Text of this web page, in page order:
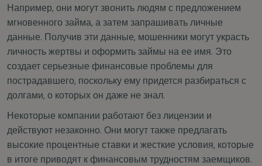
Например, они могут звонить людям с предложением
мгновенного займа, а затем запрашивать личные
данные. Получив эти данные, мошенники могут украсть
личность жертвы и оформить займы на ее имя. Это
создает серьезные финансовые проблемы для
пострадавшего, поскольку ему придется разбираться с
долгами, о которых он даже не знал.
Некоторые компании работают без лицензии и
действуют незаконно. Они могут также предлагать
высокие процентные ставки и жесткие условия, которые
в итоге приводят к финансовым трудностям заемщиков.